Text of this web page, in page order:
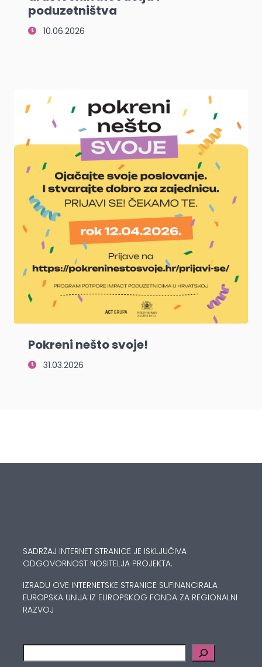
poduzetništva
10.06.2026
Pokreni nešto svoje!
31.03.2026
SADRŽAJ INTERNET STRANICE JE ISKLJUČIVA
ODGOVORNOST NOSITELJA PROJEKTA.
IZRADU OVE INTERNETSKE STRANICE SUFINANCIRALA
EUROPSKA UNIJA IZ EUROPSKOG FONDA ZA REGIONALNI
RAZVOJ